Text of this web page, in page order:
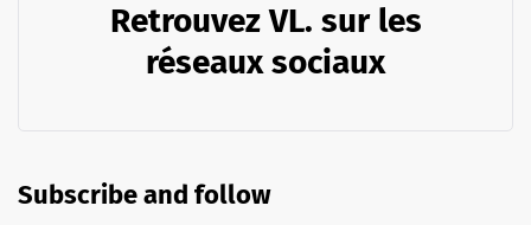
Retrouvez VL. sur les
réseaux sociaux
Subscribe and follow